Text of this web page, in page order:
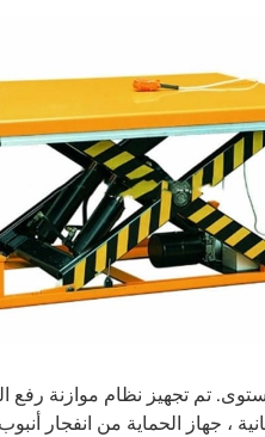
سطح الأرض عند أدنى مستوى. تم تجهيز نظام
، جهاز الحماية من انفجار